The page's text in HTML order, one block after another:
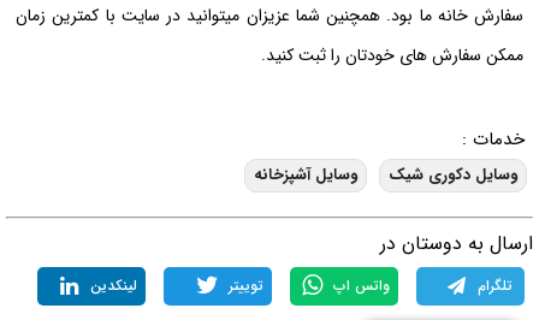
سفارش خانه ما بود. همچنین شما عزیزان میتوانید در سایت با کمترین زمان
ممکن سفارش های خودتان را ثبت کنید.
خدمات :
وسایل دکوری شیک وسایل آشپزخانه
به دوستان در
تلگرام واتس اپ توییتر لینکدین